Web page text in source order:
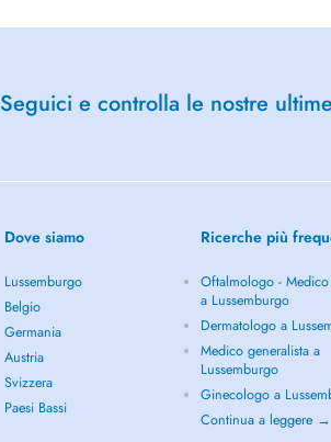
Seguici e controlla le nostre
Dove siamo
Lussemburgo
Belgio
Germania
Austria
Svizzera
Paesi Bassi
Ricerche più
Oftalmologo -
a Lussemburgo
Dermatologo a
Medico generalista a
Lussemburgo
Ginecologo a
Continua a leggere →